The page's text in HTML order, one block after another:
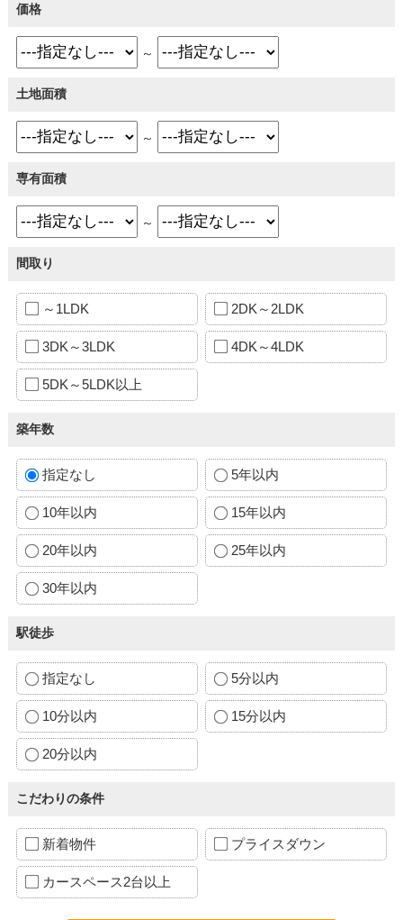
価格
～
土地面積
～
専有面積
～
間取り
～1LDK 2DK～2LDK
3DK～3LDK 4DK～4LDK
5DK～5LDK以上
築年数
指定なし 5年以内
10年以内 15年以内
20年以内 25年以内
30年以内
駅徒歩
指定なし 5分以内
10分以内 15分以内
20分以内
こだわりの条件
新着物件 プライスダウン
カースペース2台以上